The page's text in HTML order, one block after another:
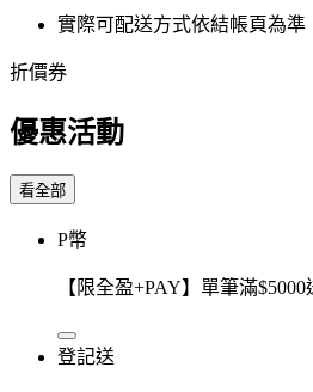
實際可配送方式依結帳頁為準
折價券
優惠活動
看全部
P幣
【限全盈+PAY】單筆滿$5000
登記送